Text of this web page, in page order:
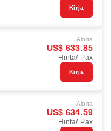
Kirja
Aloita
US$ 633.85
Hinta/ Pax
Kirja
Aloita
US$ 634.59
Hinta/ Pax